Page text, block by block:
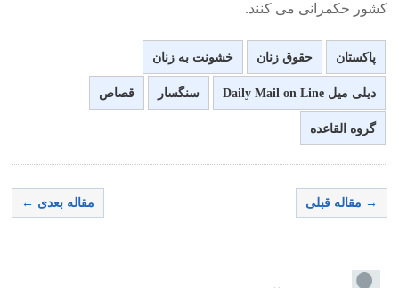
کشور حکمرانی می کنند.
پاکستان حقوق زنان خشونت به زنان
دیلی میل Daily Mail on Line سنگسار قصاص
گروه القاعده
→ مقاله قبلی مقاله بعدی ←